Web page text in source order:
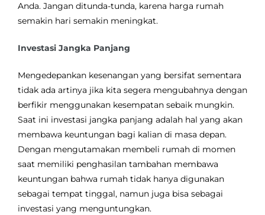
Anda. Jangan ditunda-tunda, karena harga rumah
semakin hari semakin meningkat.
Investasi Jangka Panjang
Mengedepankan kesenangan yang bersifat sementara
tidak ada artinya jika kita segera mengubahnya dengan
berfikir menggunakan kesempatan sebaik mungkin.
Saat ini investasi jangka panjang adalah hal yang akan
membawa keuntungan bagi kalian di masa depan.
Dengan mengutamakan membeli rumah di momen
saat memiliki penghasilan tambahan membawa
keuntungan bahwa rumah tidak hanya digunakan
sebagai tempat tinggal, namun juga bisa sebagai
investasi yang menguntungkan.